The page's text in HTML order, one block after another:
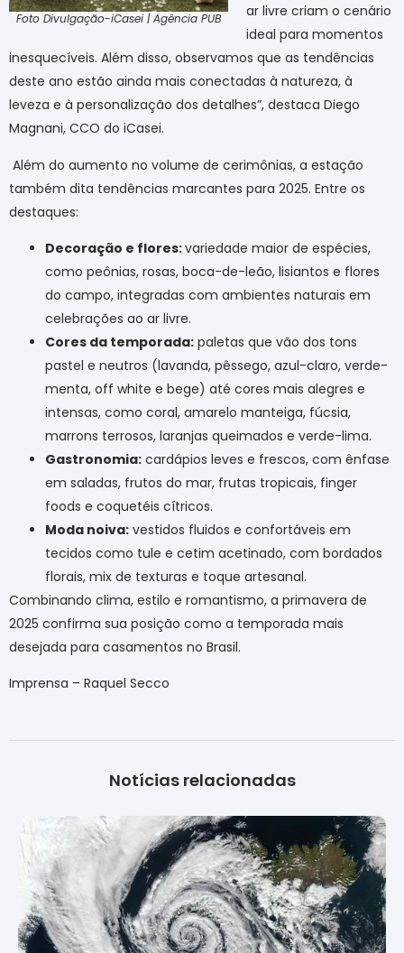
Foto Divulgação-iCasei | Agência PUB
ar livre criam o cenário
ideal para momentos
inesquecíveis. Além disso, observamos que as tendências
deste ano estão ainda mais conectadas à natureza, à
leveza e à personalização dos detalhes”, destaca Diego
Magnani, CCO do iCasei.
Além do aumento no volume de cerimônias, a estação
também dita tendências marcantes para 2025. Entre os
destaques:
Decoração e flores:variedade maior de espécies,
como peônias, rosas, boca-de-leão, lisiantos e flores
do campo, integradas com ambientes naturais em
celebrações ao ar livre.
Cores da temporada: paletas que vão dos tons
pastel e neutros (lavanda, pêssego, azul-claro, verde-
menta, off white e bege) até cores mais alegres e
intensas, como coral, amarelo manteiga, fúcsia,
marrons terrosos, laranjas queimados e verde-lima.
Gastronomia: cardápios leves e frescos, com ênfase
em saladas, frutos do mar, frutas tropicais, finger
foods e coquetéis cítricos.
Moda noiva: vestidos fluidos e confortáveis em
tecidos como tule e cetim acetinado, com bordados
florais, mix de texturas e toque artesanal.
Combinando clima, estilo e romantismo, a primavera de
2025 confirma sua posição como a temporada mais
desejada para casamentos no Brasil.
Imprensa – Raquel Secco
Notícias relacionadas